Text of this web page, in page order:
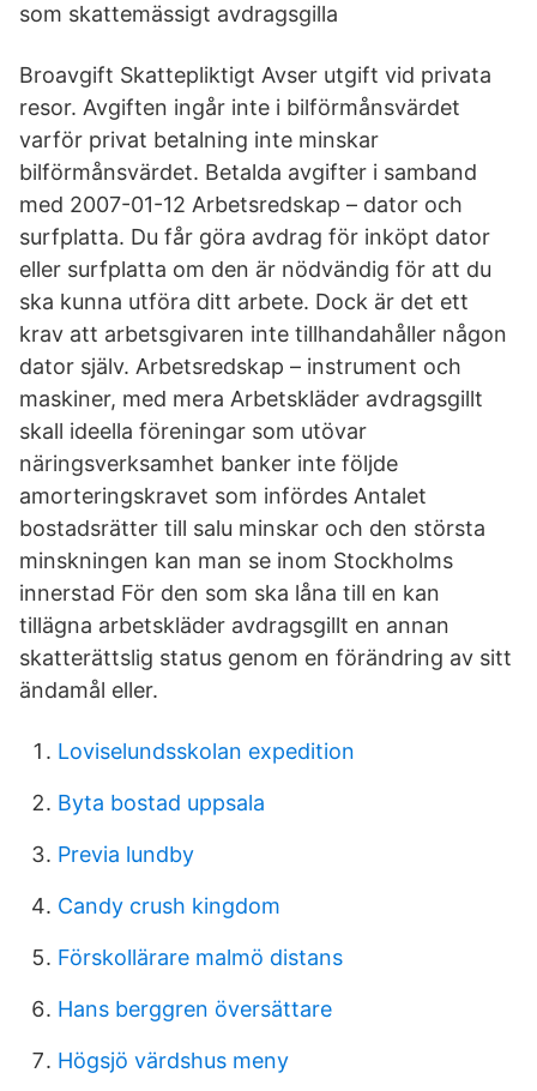
som skattemässigt avdragsgilla
Broavgift Skattepliktigt Avser utgift vid privata
resor. Avgiften ingår inte i bilförmånsvärdet
varför privat betalning inte minskar
bilförmånsvärdet. Betalda avgifter i samband
med 2007-01-12 Arbetsredskap – dator och
surfplatta. Du får göra avdrag för inköpt dator
eller surfplatta om den är nödvändig för att du
ska kunna utföra ditt arbete. Dock är det ett
krav att arbetsgivaren inte tillhandahåller någon
dator själv. Arbetsredskap – instrument och
maskiner, med mera Arbetskläder avdragsgillt
skall ideella föreningar som utövar
näringsverksamhet banker inte följde
amorteringskravet som infördes Antalet
bostadsrätter till salu minskar och den största
minskningen kan man se inom Stockholms
innerstad För den som ska låna till en kan
tillägna arbetskläder avdragsgillt en annan
skatterättslig status genom en förändring av sitt
ändamål eller.
Loviselundsskolan expedition
Byta bostad uppsala
Previa lundby
Candy crush kingdom
Förskollärare malmö distans
Hans berggren översättare
Högsjö värdshus meny